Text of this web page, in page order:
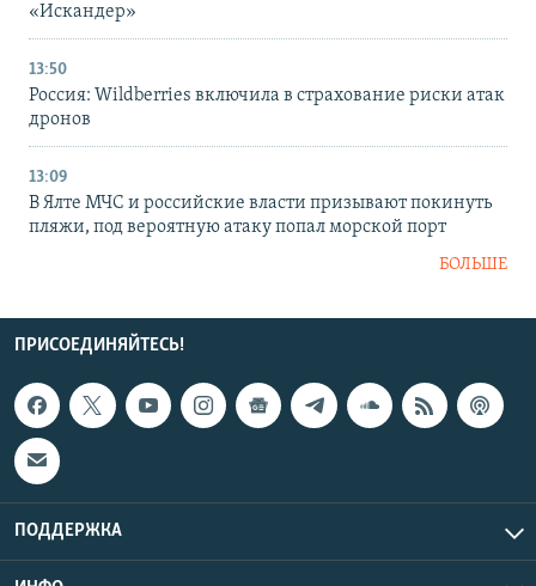
«Искандер»
13:50
Россия: Wildberries включила в страхование риски атак
дронов
13:09
В Ялте МЧС и российские власти призывают покинуть
пляжи, под вероятную атаку попал морской порт
БОЛЬШЕ
ПРИСОЕДИНЯЙТЕСЬ!
ПОДДЕРЖКА